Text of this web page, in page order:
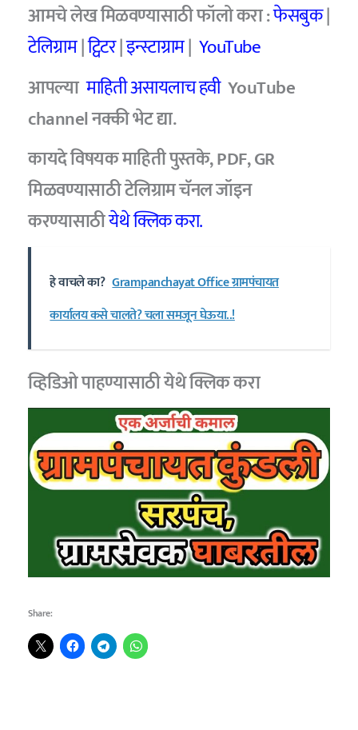
आमचेलेख मिळवण्यासाठी फॉलो करा :फेसबुक|
टेलिग्राम|ट्विटर|इन्स्टाग्राम| YouTube
आपल्या माहिती असायलाच हवी YouTube
channelनक्की भेट द्या.
कायदे विषयक माहिती पुस्तके, PDF, GR
मिळवण्यासाठी टेलिग्राम चॅनल जॉइन
करण्यासाठीयेथे क्लिक करा.
हे वाचले का? Grampanchayat Office ग्रामपंचायत
कार्यालय कसे चालते? चला समजून घेऊया..!
व्हिडिओ पाहण्यासाठीयेथे क्लिक करा
Share: